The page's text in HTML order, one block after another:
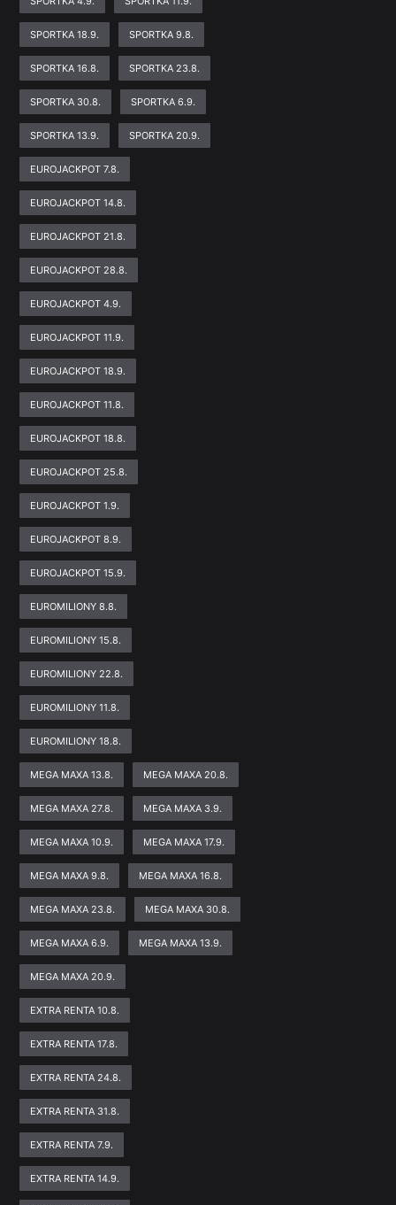
SPORTKA 18.9. SPORTKA 9.8.
SPORTKA 16.8. SPORTKA 23.8.
SPORTKA 30.8. SPORTKA 6.9.
SPORTKA 13.9. SPORTKA 20.9.
EUROJACKPOT 7.8.
EUROJACKPOT 14.8.
EUROJACKPOT 21.8.
EUROJACKPOT 28.8.
EUROJACKPOT 4.9.
EUROJACKPOT 11.9.
EUROJACKPOT 18.9.
EUROJACKPOT 11.8.
EUROJACKPOT 18.8.
EUROJACKPOT 25.8.
EUROJACKPOT 1.9.
EUROJACKPOT 8.9.
EUROJACKPOT 15.9.
EUROMILIONY 8.8.
EUROMILIONY 15.8.
EUROMILIONY 22.8.
EUROMILIONY 11.8.
EUROMILIONY 18.8.
MEGA MAXA 13.8. MEGA MAXA 20.8.
MEGA MAXA 27.8. MEGA MAXA 3.9.
MEGA MAXA 10.9. MEGA MAXA 17.9.
MEGA MAXA 9.8. MEGA MAXA 16.8.
MEGA MAXA 23.8. MEGA MAXA 30.8.
MEGA MAXA 6.9. MEGA MAXA 13.9.
MEGA MAXA 20.9.
EXTRA RENTA 10.8.
EXTRA RENTA 17.8.
EXTRA RENTA 24.8.
EXTRA RENTA 31.8.
EXTRA RENTA 7.9.
EXTRA RENTA 14.9.